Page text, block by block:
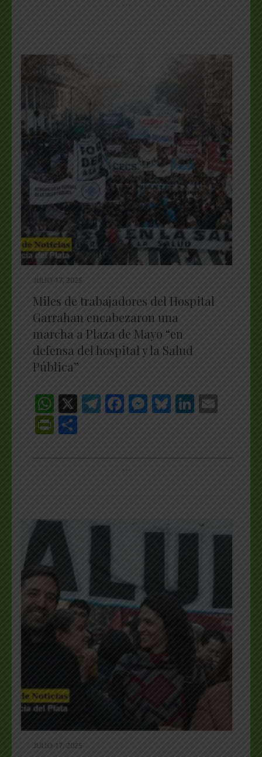
JULIO 17, 2025
Miles de trabajadores del Hospital
Garrahan encabezaron una
marcha a Plaza de Mayo “en
defensa del hospital y la Salud
Pública”
WhatsApp
X Telegram
Facebook
Messenger
Bluesky
PrintFriendly
…
JULIO 17, 2025